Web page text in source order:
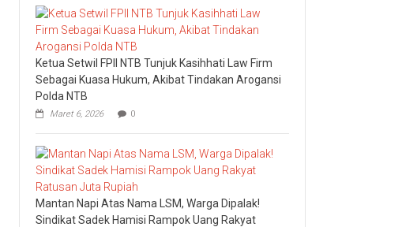
Ketua Setwil FPII NTB Tunjuk Kasihhati Law Firm
Sebagai Kuasa Hukum, Akibat Tindakan Arogansi
Polda NTB
Maret 6, 2026 0
Mantan Napi Atas Nama LSM, Warga Dipalak!
Sindikat Sadek Hamisi Rampok Uang Rakyat